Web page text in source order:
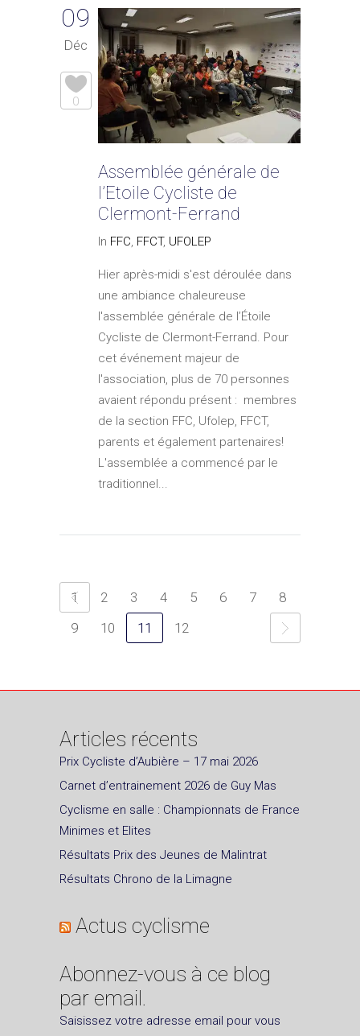
09
Déc
0
Assemblée générale de
l’Etoile Cycliste de
Clermont-Ferrand
In FFC, FFCT, UFOLEP
Hier après-midi s'est déroulée dans
une ambiance chaleureuse
l'assemblée générale de l’Étoile
Cycliste de Clermont-Ferrand. Pour
cet événement majeur de
l'association, plus de 70 personnes
avaient répondu présent : membres
de la section FFC, Ufolep, FFCT,
parents et également partenaires!
L'assemblée a commencé par le
traditionnel...
1 2 3 4 5 6 7
8
9
10 11 12
Articles récents
Prix Cycliste d’Aubière – 17 mai 2026
Carnet d’entrainement 2026 de Guy Mas
Cyclisme en salle : Championnats de France
Minimes et Elites
Résultats Prix des Jeunes de Malintrat
Résultats Chrono de la Limagne
Actus cyclisme
Abonnez-vous à ce blog
par email.
Saisissez votre adresse email pour vous